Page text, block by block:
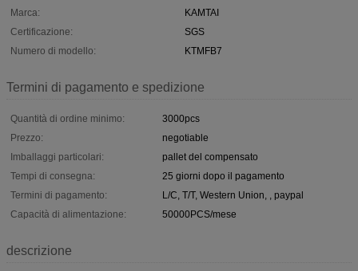
Marca:
KAMTAI
Certificazione:
SGS
Numero di modello:
KTMFB7
Termini di pagamento e spedizione
Quantità di ordine minimo:
3000pcs
Prezzo:
negotiable
Imballaggi particolari:
pallet del compensato
Tempi di consegna:
25 giorni dopo il pagamento
Termini di pagamento:
L/C, T/T, Western Union, , paypal
Capacità di alimentazione:
50000PCS/mese
descrizione